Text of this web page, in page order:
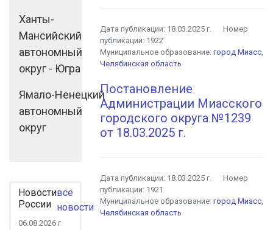
Ханты-
Мансийский
автономный
округ - Югра
Ямало-Ненецкий
автономный
округ
Новости
России
все
новости
06.08.2026 г
Дата публикации: 18.03.2025 г.
Номер
публикации: 1922
Муниципальное образование:город Миасс,
Челябинская область
Постановление
Администрации Миасского
городского округа №1239
от 18.03.2025 г.
Дата публикации: 18.03.2025 г.
Номер
публикации: 1921
Муниципальное образование:город Миасс,
Челябинская область